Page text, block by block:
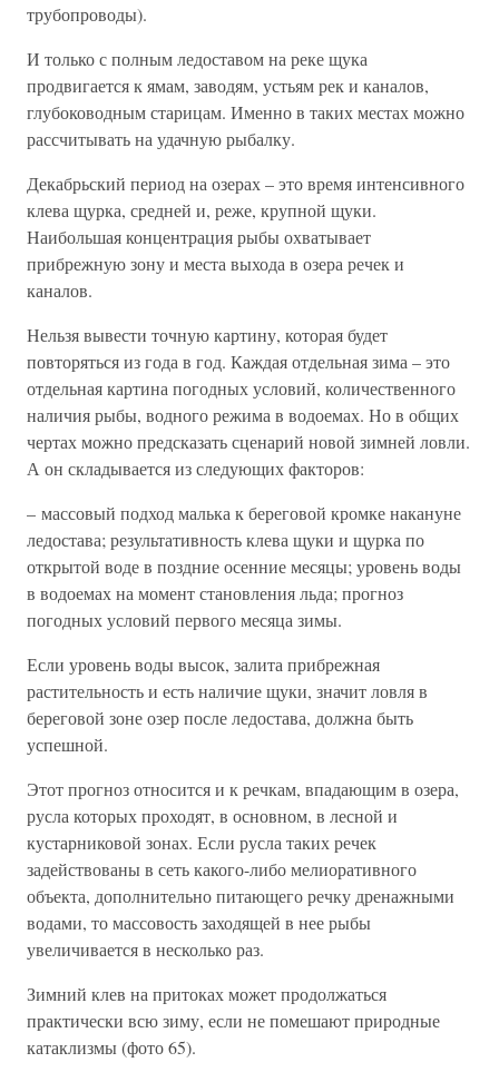
трубопроводы).
И только с полным ледоставом на реке щука
продвигается к ямам, заводям, устьям рек и каналов,
глубоководным старицам. Именно в таких местах можно
рассчитывать на удачную рыбалку.
Декабрьский период на озерах – это время интенсивного
клева щурка, средней и, реже, крупной щуки.
Наибольшая концентрация рыбы охватывает
прибрежную зону и места выхода в озера речек и
каналов.
Нельзя вывести точную картину, которая будет
повторяться из года в год. Каждая отдельная зима – это
отдельная картина погодных условий, количественного
наличия рыбы, водного режима в водоемах. Но в общих
чертах можно предсказать сценарий новой зимней ловли.
А он складывается из следующих факторов:
– массовый подход малька к береговой кромке накануне
ледостава; результативность клева щуки и щурка по
открытой воде в поздние осенние месяцы; уровень воды
в водоемах на момент становления льда; прогноз
погодных условий первого месяца зимы.
Если уровень воды высок, залита прибрежная
растительность и есть наличие щуки, значит ловля в
береговой зоне озер после ледостава, должна быть
успешной.
Этот прогноз относится и к речкам, впадающим в озера,
русла которых проходят, в основном, в лесной и
кустарниковой зонах. Если русла таких речек
задействованы в сеть какого-либо мелиоративного
объекта, дополнительно питающего речку дренажными
водами, то массовость заходящей в нее рыбы
увеличивается в несколько раз.
Зимний клев на притоках может продолжаться
практически всю зиму, если не помешают природные
катаклизмы (фото 65).